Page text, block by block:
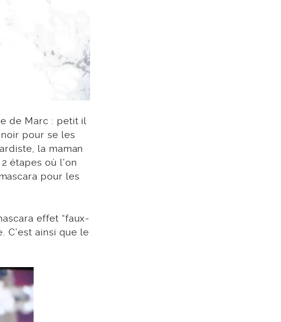
de Marc : petit il
pour se les
la maman
étapes où l’on
pour les
effet “faux-
C’est ainsi que le